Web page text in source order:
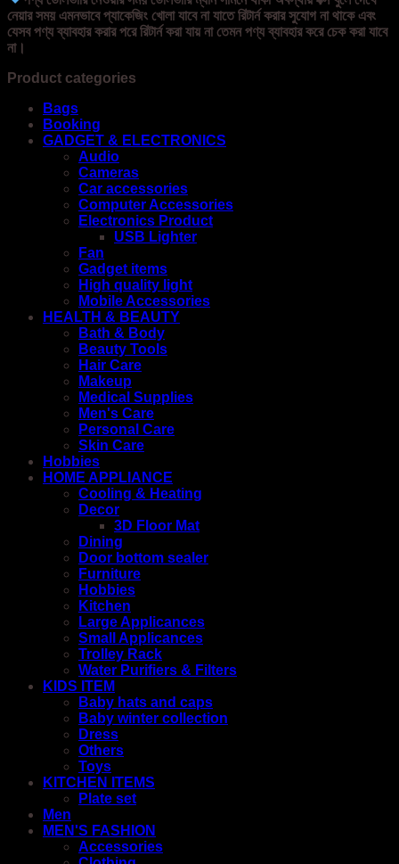
নেয়ার সময় এমনভাবে প্যাকেজিং খোলা যাবে না যাতে রিটার্ন করার সুযোগ না থাকে এবং
যেসব পণ্য ব্যাবহার করার পরে রিটার্ন করা যায় না তেমন পণ্য ব্যাবহার করে চেক করা যাবে
না।
Product categories
Bags
Booking
GADGET & ELECTRONICS
Audio
Cameras
Car accessories
Computer Accessories
Electronics Product
USB Lighter
Fan
Gadget items
High quality light
Mobile Accessories
HEALTH & BEAUTY
Bath & Body
Beauty Tools
Hair Care
Makeup
Medical Supplies
Men's Care
Personal Care
Skin Care
Hobbies
HOME APPLIANCE
Cooling & Heating
Decor
3D Floor Mat
Dining
Door bottom sealer
Furniture
Hobbies
Kitchen
Large Applicances
Small Applicances
Trolley Rack
Water Purifiers & Filters
KIDS ITEM
Baby hats and caps
Baby winter collection
Dress
Others
Toys
KITCHEN ITEMS
Plate set
Men
MEN'S FASHION
Accessories